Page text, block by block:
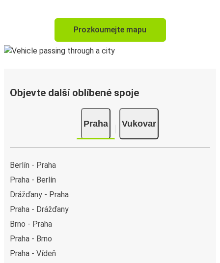
Prozkoumejte mapu
Objevte další oblíbené spoje
Praha Vukovar
Berlín - Praha
Praha - Berlín
Drážďany - Praha
Praha - Drážďany
Brno - Praha
Praha - Brno
Praha - Vídeň